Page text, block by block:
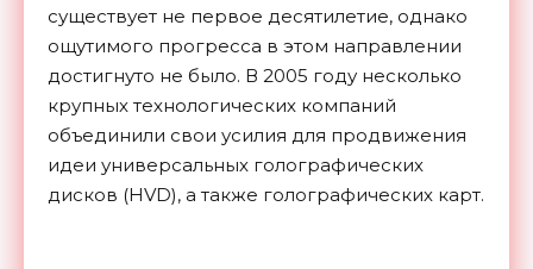
существует не первое десятилетие, однако
ощутимого прогресса в этом направлении
достигнуто не было. В 2005 году несколько
крупных технологических компаний
объединили свои усилия для продвижения
идеи универсальных голографических
дисков (HVD), а также голографических карт.